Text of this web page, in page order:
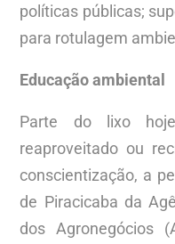
políticas públicas;
para rotulagem
Educação ambiental
Parte do lixo
reaproveitado ou
conscientização, a
de Piracicaba da
dos Agronegócios